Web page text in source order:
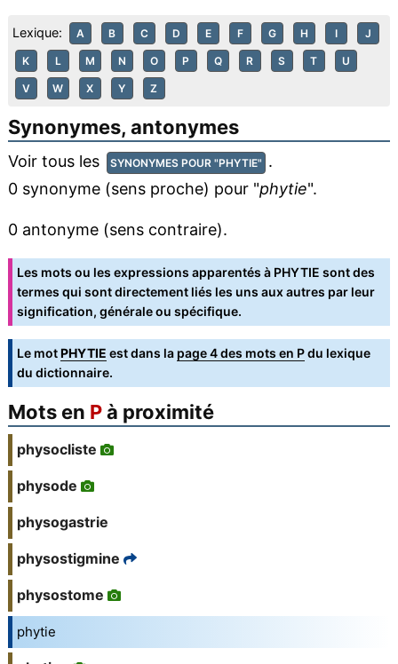
Lexique: A B C D E F G H I J
K L M N O P Q R S T U
V W X Y Z
Synonymes, antonymes
Voir tous les SYNONYMES POUR "PHYTIE" .
0 synonyme (sens proche) pour "phytie".
0 antonyme (sens contraire).
Les mots ou les expressions apparentés à PHYTIE sont des
termes qui sont directement liés les uns aux autres par leur
signification, générale ou spécifique.
Le motPHYTIE est dans la page 4 des mots en Pdu lexique
du dictionnaire.
Mots en Pà proximité
physocliste
physode
physogastrie
physostigmine
physostome
phytie